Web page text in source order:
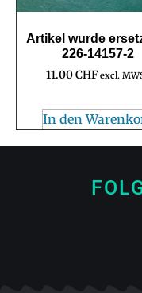
Artikel wurde
226-14157-2
11.00CHF excl.
In den